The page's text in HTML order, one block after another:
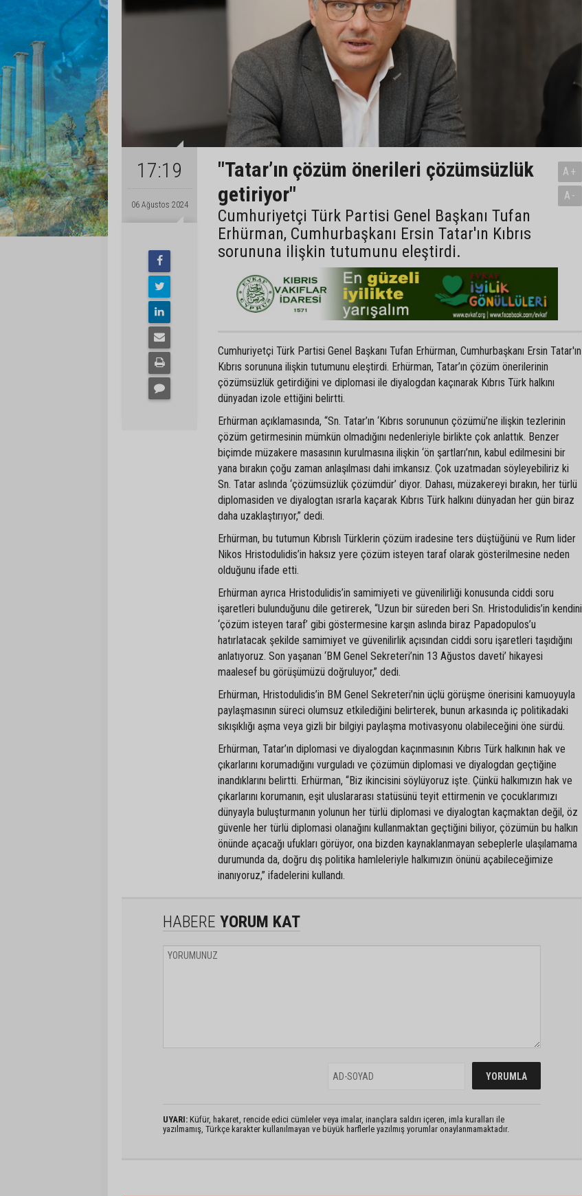
17:19
06 Ağustos 2024
"Tatar’ın çözüm önerileri çözümsüzlük
getiriyor"
Cumhuriyetçi Türk Partisi Genel Başkanı Tufan
Erhürman, Cumhurbaşkanı Ersin Tatar'ın Kıbrıs
sorununa ilişkin tutumunu eleştirdi.
A+
A-
Cumhuriyetçi Türk Partisi Genel Başkanı Tufan Erhürman, Cumhurbaşkanı Ersin Tatar'ın
Kıbrıs sorununa ilişkin tutumunu eleştirdi. Erhürman, Tatar’ın çözüm önerilerinin
çözümsüzlük getirdiğini ve diplomasi ile diyalogdan kaçınarak Kıbrıs Türk halkını
dünyadan izole ettiğini belirtti.
Erhürman açıklamasında, “Sn. Tatar’ın ‘Kıbrıs sorununun çözümü’ne ilişkin tezlerinin
çözüm getirmesinin mümkün olmadığını nedenleriyle birlikte çok anlattık. Benzer
biçimde müzakere masasının kurulmasına ilişkin ‘ön şartları’nın, kabul edilmesini bir
yana bırakın çoğu zaman anlaşılması dahi imkansız. Çok uzatmadan söyleyebiliriz ki
Sn. Tatar aslında ‘çözümsüzlük çözümdür’ diyor. Dahası, müzakereyi bırakın, her türlü
diplomasiden ve diyalogtan ısrarla kaçarak Kıbrıs Türk halkını dünyadan her gün biraz
daha uzaklaştırıyor,” dedi.
Erhürman, bu tutumun Kıbrıslı Türklerin çözüm iradesine ters düştüğünü ve Rum lider
Nikos Hristodulidis’in haksız yere çözüm isteyen taraf olarak gösterilmesine neden
olduğunu ifade etti.
Erhürman ayrıca Hristodulidis’in samimiyeti ve güvenilirliği konusunda ciddi soru
işaretleri bulunduğunu dile getirerek, “Uzun bir süreden beri Sn. Hristodulidis’in kendini
‘çözüm isteyen taraf’ gibi göstermesine karşın aslında biraz Papadopulos’u
hatırlatacak şekilde samimiyet ve güvenilirlik açısından ciddi soru işaretleri taşıdığını
anlatıyoruz. Son yaşanan ‘BM Genel Sekreteri’nin 13 Ağustos daveti’ hikayesi
maalesef bu görüşümüzü doğruluyor,” dedi.
Erhürman, Hristodulidis’in BM Genel Sekreteri’nin üçlü görüşme önerisini kamuoyuyla
paylaşmasının süreci olumsuz etkilediğini belirterek, bunun arkasında iç politikadaki
sıkışıklığı aşma veya gizli bir bilgiyi paylaşma motivasyonu olabileceğini öne sürdü.
Erhürman, Tatar’ın diplomasi ve diyalogdan kaçınmasının Kıbrıs Türk halkının hak ve
çıkarlarını korumadığını vurguladı ve çözümün diplomasi ve diyalogdan geçtiğine
inandıklarını belirtti. Erhürman, “Biz ikincisini söylüyoruz işte. Çünkü halkımızın hak ve
çıkarlarını korumanın, eşit uluslararası statüsünü teyit ettirmenin ve çocuklarımızı
dünyayla buluşturmanın yolunun her türlü diplomasi ve diyalogtan kaçmaktan değil, öz
güvenle her türlü diplomasi olanağını kullanmaktan geçtiğini biliyor, çözümün bu halkın
önünde açacağı ufukları görüyor, ona bizden kaynaklanmayan sebeplerle ulaşılamama
durumunda da, doğru dış politika hamleleriyle halkımızın önünü açabileceğimize
inanıyoruz,” ifadelerini kullandı.
HABERE YORUM KAT
UYARI: Küfür, hakaret, rencide edici cümleler veya imalar, inançlara saldırı içeren, imla kuralları ile
yazılmamış, Türkçe karakter kullanılmayan ve büyük harflerle yazılmış yorumlar onaylanmamaktadır.